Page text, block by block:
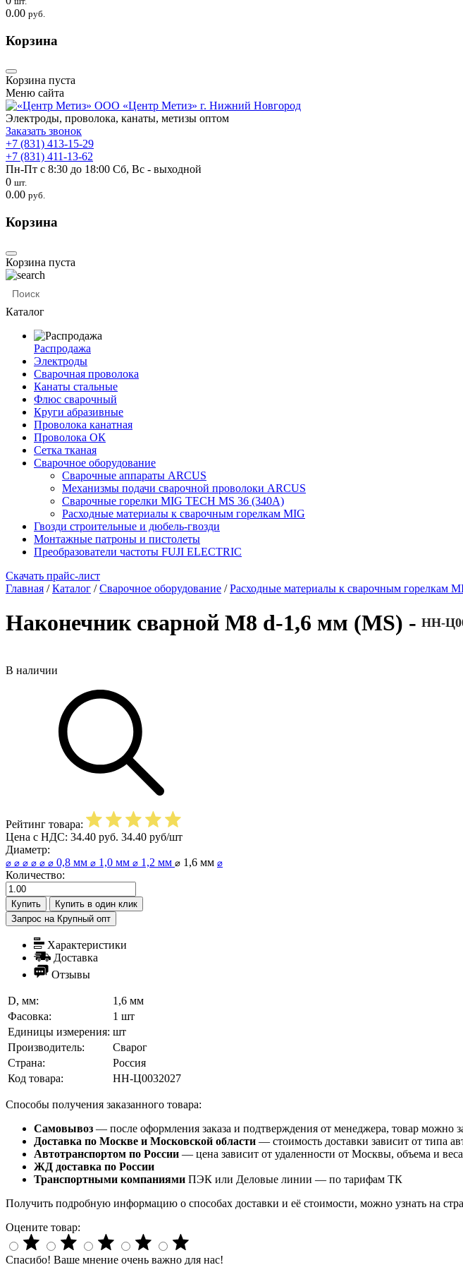
0.00 руб.
Корзина
Корзина пуста
Меню сайта
ООО «Центр Метиз» г. Нижний Новгород
Электроды, проволока, канаты, метизы оптом
Заказать звонок
+7 (831) 413-15-29
+7 (831) 411-13-62
Пн-Пт с 8:30 до 18:00 Сб, Вс - выходной
0 шт.
0.00 руб.
Корзина
Корзина пуста
Каталог
Распродажа
Электроды
Сварочная проволока
Канаты стальные
Флюс сварочный
Круги абразивные
Проволока канатная
Проволока ОК
Сетка тканая
Сварочное оборудование
Сварочные аппараты ARCUS
Механизмы подачи сварочной проволоки ARCUS
Сварочные горелки MIG TECH MS 36 (340A)
Расходные материалы к сварочным горелкам MIG
Гвозди строительные и дюбель-гвозди
Монтажные патроны и пистолеты
Преобразователи частоты FUJI ELECTRIC
Скачать прайс-лист
Главная / Каталог / Сварочное оборудование / Расходные материалы к сварочным горелкам
Наконечник сварной М8 d-1,6 мм (MS) - НН-
В наличии
Рейтинг товара:
Цена с НДС: 34.40 руб. 34.40 руб/шт
Диаметр:
⌀ ⌀ ⌀ ⌀ ⌀ ⌀ 0,8 мм ⌀ 1,0 мм ⌀ 1,2 мм ⌀ 1,6 мм ⌀
Количество:
Купить
Купить в один клик
Запрос на Крупный опт
Характеристики
Доставка
Отзывы
D, мм:
1,6 мм
Фасовка:
1 шт
Единицы измерения: шт
Производитель:
Сварог
Страна:
Россия
Код товара:
НН-Ц0032027
Способы получения заказанного товара:
Самовывоз — после оформления заказа и подтверждения от менеджера, товар можно
Доставка по Москве и Московской области — стоимость доставки зависит от типа
Автотранспортом по России — цена зависит от удаленности от Москвы, объема и
ЖД доставка по России
Транспортными компаниями ПЭК или Деловые линии — по тарифам ТК
Получить подробную информацию о способах доставки и её стоимости, можно узнать на
Оцените товар:
Спасибо! Ваше мнение очень важно для нас!